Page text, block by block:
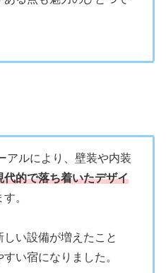
アルにより、壁装や内装
代的で落ち着いたデザイ
。
い設備が増えたこと
い宿になりました。